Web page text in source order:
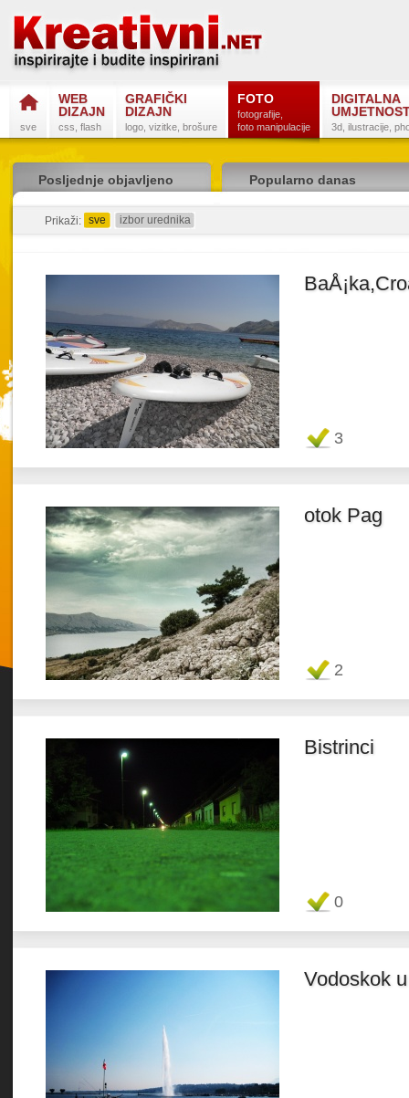
sve
WEB
DIZAJN
css, flash
GRAFIČKI
DIZAJN
logo, vizitke, brošure
FOTO
fotografije,
foto manipulacije
DIGITALNA
3d, ilustracije,
Posljednje objavljeno Popularno danas
Prikaži: sve izbor urednika
Favorit 3
otok Pag
Favorit 2
Bistrinci
0
Vodoskok